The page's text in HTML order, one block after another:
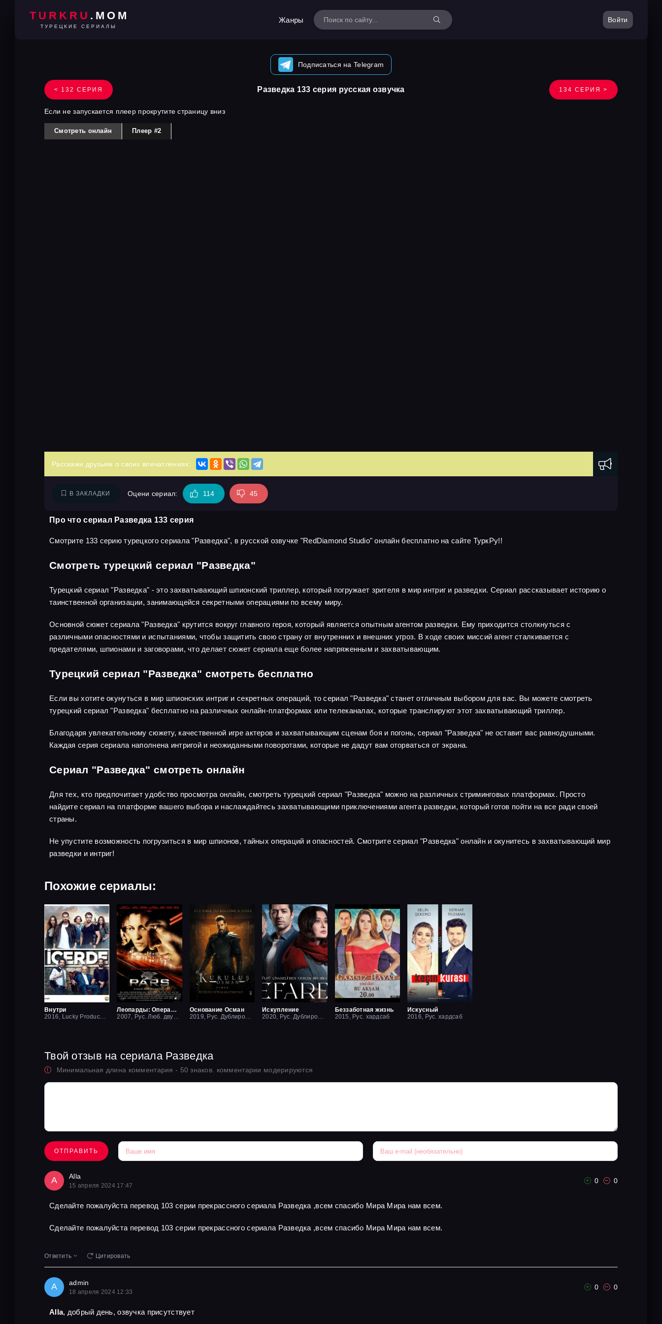
TURKRU .MOM
ТУРЕЦКИЕ СЕРИАЛЫ
Жанры Войти
Подписаться на Telegram
< 132 СЕРИЯ Разведка 133 серия русская озвучка 134 СЕРИЯ >
Если не запускается плеер прокрутите страницу вниз
Смотреть онлайн Плеер #2
Расскажи друзьям о своих впечатлениях:
В ЗАКЛАДКИ Оцени сериал: 114 45
Про что сериал Разведка 133 серия
Смотрите 133 серию турецкого сериала "Разведка", в русской озвучке "RedDiamond Studio" онлайн бесплатно на сайте ТуркРу!!
Смотреть турецкий сериал "Разведка"
Турецкий сериал "Разведка" - это захватывающий шпионский триллер, который погружает зрителя в мир интриг и разведки. Сериал рассказывает историю о
таинственной организации, занимающейся секретными операциями по всему миру.
Основной сюжет сериала "Разведка" крутится вокруг главного героя, который является опытным агентом разведки. Ему приходится столкнуться с
различными опасностями и испытаниями, чтобы защитить свою страну от внутренних и внешних угроз. В ходе своих миссий агент сталкивается с
предателями, шпионами и заговорами, что делает сюжет сериала еще более напряженным и захватывающим.
Турецкий сериал "Разведка" смотреть бесплатно
Если вы хотите окунуться в мир шпионских интриг и секретных операций, то сериал "Разведка" станет отличным выбором для вас. Вы можете смотреть
турецкий сериал "Разведка" бесплатно на различных онлайн-платформах или телеканалах, которые транслируют этот захватывающий триллер.
Благодаря увлекательному сюжету, качественной игре актеров и захватывающим сценам боя и погонь, сериал "Разведка" не оставит вас равнодушными.
Каждая серия сериала наполнена интригой и неожиданными поворотами, которые не дадут вам оторваться от экрана.
Сериал "Разведка" смотреть онлайн
Для тех, кто предпочитает удобство просмотра онлайн, смотреть турецкий сериал "Разведка" можно на различных стриминговых платформах. Просто
найдите сериал на платформе вашего выбора и наслаждайтесь захватывающими приключениями агента разведки, который готов пойти на все ради своей
страны.
Не упустите возможность погрузиться в мир шпионов, тайных операций и опасностей. Смотрите сериал "Разведка" онлайн и окунитесь в захватывающий мир
разведки и интриг!
Похожие сериалы:
Внутри
Леопарды: Операция вишня
Основание Осман
Искупление
Беззаботная жизнь
2015, Рус. хардсаб
Искусный
2016, Рус. хардсаб
Твой отзыв на сериала Разведка
Минимальная длина комментария - 50 знаков. комментарии модерируются
ОТПРАВИТЬ
A Alla
15 апреля 2024 17:47
0 0
Сделайте пожалуйста перевод 103 серии прекрассного сериала Разведка ,всем спасибо Мира Мира нам всем.
Сделайте пожалуйста перевод 103 серии прекрассного сериала Разведка ,всем спасибо Мира Мира нам всем.
Ответить Цитировать
A admin
18 апреля 2024 12:33
0 0
Alla, добрый день, озвучка присутствует